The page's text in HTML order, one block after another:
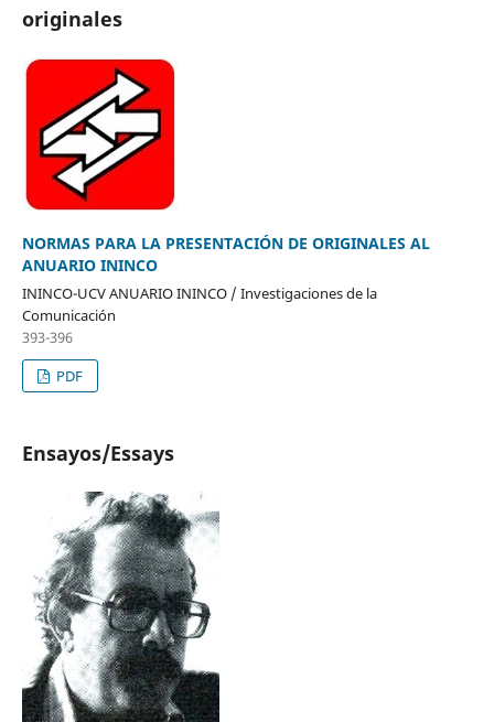
originales
NORMAS PARA LA PRESENTACIÓN DE ORIGINALES AL
ANUARIO ININCO
ININCO-UCV ANUARIO ININCO / Investigaciones de la
Comunicación
393-396
PDF
Ensayos/Essays